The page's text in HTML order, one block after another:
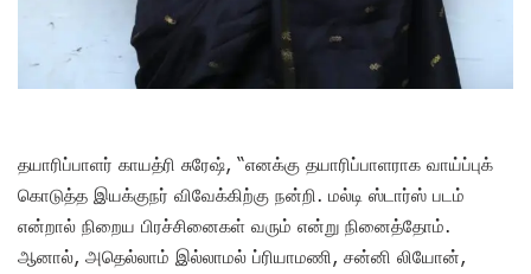
தயாரிப்பாளர் காயத்ரி சுரேஷ், “எனக்கு தயாரிப்பாளராக வாய்ப்புக்
கொடுத்த இயக்குநர் விவேக்கிற்கு நன்றி. மல்டி ஸ்டார்ஸ் படம்
என்றால் நிறைய பிரச்சினைகள் வரும் என்று நினைத்தோம்.
ஆனால், அதெல்லாம் இல்லாமல் ப்ரியாமணி, சன்னி லியோன்,